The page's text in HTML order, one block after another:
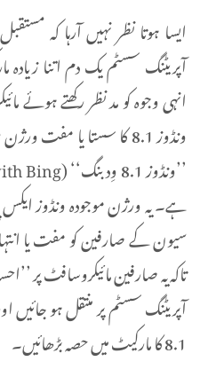
ایسا ہوتا نظر نہیں آرہا کہ
آپریٹنگ سسٹم یک دم اتنا
انہی وجوہ کو مد نظر رکھتے ہوئے
ونڈوز 8.1 کا سستا یا
سیون کے صارفین کو مفت یا
تاکہ یہ صارفین مائیکروسافٹ پر
آپریٹنگ سسٹم پر منتقل ہو
8.1 کا مارکیٹ میں حصہ بڑھائیں۔